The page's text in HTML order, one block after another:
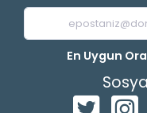
En Uygun